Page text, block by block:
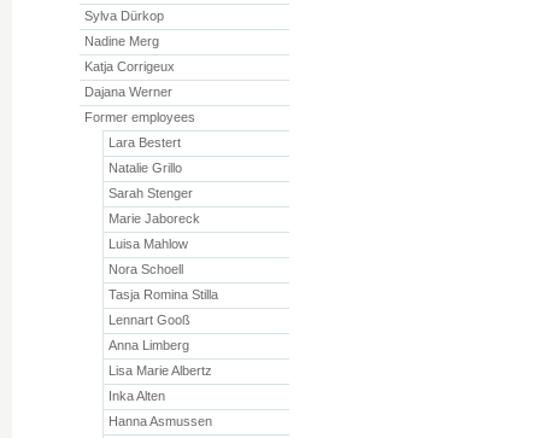
Sylva Dürkop
Nadine Merg
Katja Corrigeux
Dajana Werner
Former employees
Lara Bestert
Natalie Grillo
Sarah Stenger
Marie Jaboreck
Luisa Mahlow
Nora Schoell
Tasja Romina Stilla
Lennart Gooß
Anna Limberg
Lisa Marie Albertz
Inka Alten
Hanna Asmussen